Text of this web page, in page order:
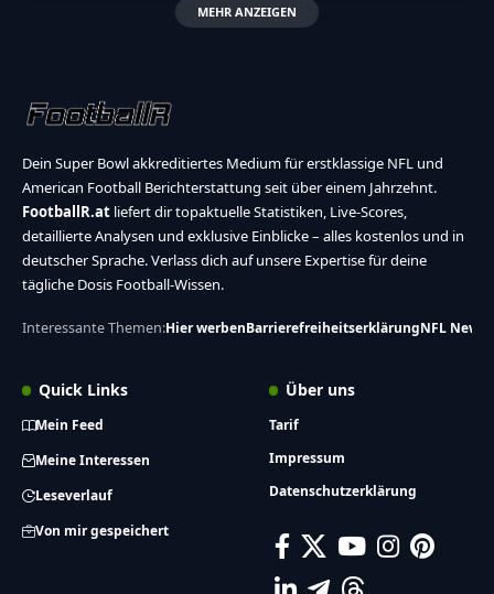
MEHR ANZEIGEN
Dein Super Bowl akkreditiertes Medium für erstklassige NFL und
American Football Berichterstattung seit über einem Jahrzehnt.
FootballR.at liefert dir topaktuelle Statistiken, Live-Scores,
detaillierte Analysen und exklusive Einblicke – alles kostenlos und in
deutscher Sprache. Verlass dich auf unsere Expertise für deine
tägliche Dosis Football-Wissen.
Interessante Themen:Hier werbenBarrierefreiheitserklärungNFL News
Quick Links
Mein Feed
Meine Interessen
Leseverlauf
Von mir gespeichert
Über uns
Tarif
Impressum
Datenschutzerklärung